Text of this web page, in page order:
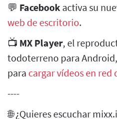
💬 Facebook activa su
web de escritorio.
📺 MX Player, el
todoterreno para
para cargar vídeos en red
----
🌐 ¿Quieres escuchar